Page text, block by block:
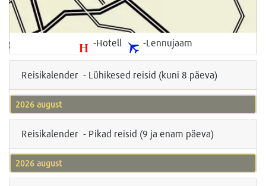
-Hotell -Lennujaam
Reisikalender - Lühikesed reisid (kuni 8 päeva)
2026 august
Reisikalender - Pikad reisid (9 ja enam päeva)
2026 august